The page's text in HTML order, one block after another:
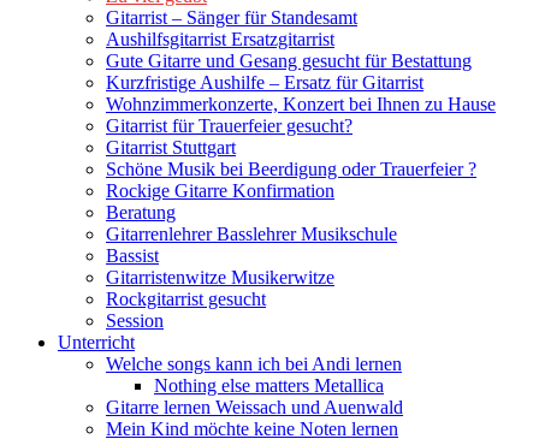
Gitarrist – Sänger für Standesamt
Aushilfsgitarrist Ersatzgitarrist
Gute Gitarre und Gesang gesucht für Bestattung
Kurzfristige Aushilfe – Ersatz für Gitarrist
Wohnzimmerkonzerte, Konzert bei Ihnen zu Hause
Gitarrist für Trauerfeier gesucht?
Gitarrist Stuttgart
Schöne Musik bei Beerdigung oder Trauerfeier ?
Rockige Gitarre Konfirmation
Beratung
Gitarrenlehrer Basslehrer Musikschule
Bassist
Gitarristenwitze Musikerwitze
Rockgitarrist gesucht
Session
Unterricht
Welche songs kann ich bei Andi lernen
Nothing else matters Metallica
Gitarre lernen Weissach und Auenwald
Mein Kind möchte keine Noten lernen